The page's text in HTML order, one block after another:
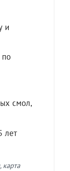
и
по
смол,
лет